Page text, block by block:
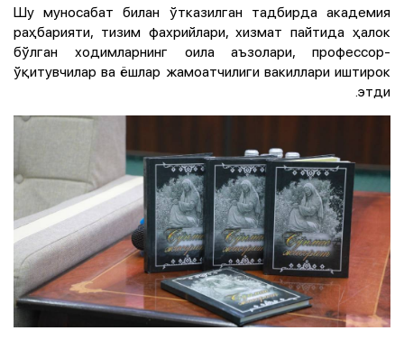
Шу муносабат билан ўтказилган тадбирда академия
раҳбарияти, тизим фахрийлари, хизмат пайтида ҳалок
бўлган ходимларнинг оила аъзолари, профессор-
ўқитувчилар ва ёшлар жамоатчилиги вакиллари иштирок
этди.